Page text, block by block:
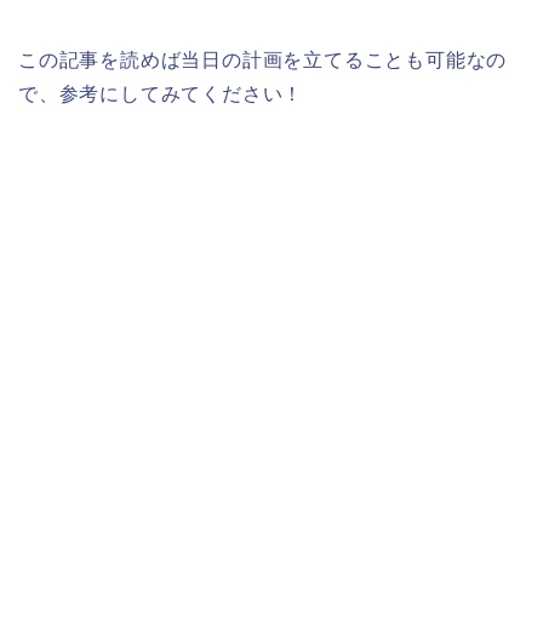
この記事を読めば当日の計画を立てることも可能なの
で、参考にしてみてください！